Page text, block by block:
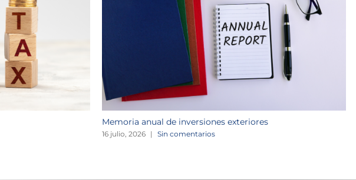
Memoria anual de inversiones exteriores
16 julio, 2026 | Sin comentarios